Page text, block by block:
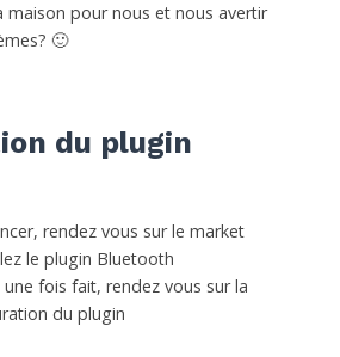
maison pour nous et nous avertir
🙂
du plugin
rendez vous sur le market
le plugin Bluetooth
fois fait, rendez vous sur la
du plugin